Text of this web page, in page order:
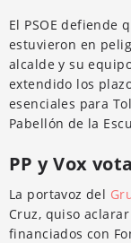
El PSOE defiende
estuvieron en
alcalde y su
extendido los
esenciales para
Pabellón de la
PP y Vox
La portavoz del
Cruz, quiso
financiados con